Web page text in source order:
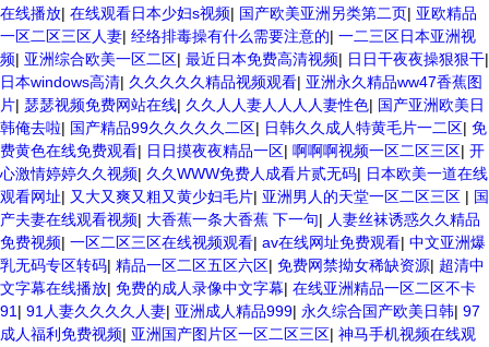
在线播放| 在线观看日本少妇s视频| 国产欧美亚洲另类第二页| 亚欧精品
一区二区三区人妻| 经络排毒操有什么需要注意的| 一二三区日本亚洲视
频| 亚洲综合欧美一区二区| 最近日本免费高清视频| 日日干夜夜操狠狠干|
日本windows高清| 久久久久久精品视频观看| 亚洲永久精品ww47香蕉图
片| 瑟瑟视频免费网站在线| 久久人人妻人人人人妻性色| 国产亚洲欧美日
韩俺去啦| 国产精品99久久久久久二区| 日韩久久成人特黄毛片一二区| 免
费黄色在线免费观看| 日日摸夜夜精品一区| 啊啊啊视频一区二区三区| 开
心激情婷婷久久视频| 久久WWW免费人成看片贰无码| 日本欧美一道在线
观看网址| 又大又爽又粗又黄少妇毛片| 亚洲男人的天堂一区二区三区 | 国
产夫妻在线观看视频| 大香蕉一条大香蕉 下一句| 人妻丝袜诱惑久久精品
免费视频| 一区二区三区在线视频观看| av在线网址免费观看| 中文亚洲爆
乳无码专区转码| 精品一区二区五区六区| 免费网禁拗女稀缺资源| 超清中
文字幕在线播放| 免费的成人录像中文字幕| 在线亚洲精品一区二区不卡
91 | 91人妻久久久久人妻| 亚洲成人精品999| 永久综合国产欧美日韩| 97
成人福利免费视频| 亚洲国产图片区一区二区三区| 神马手机视频在线观